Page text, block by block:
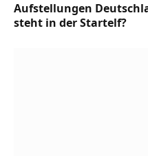
Aufstellungen
steht in der Startelf?